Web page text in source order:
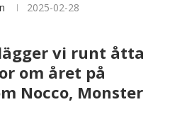
2025-02-28
vi runt åtta
om året på
Nocco, Monster